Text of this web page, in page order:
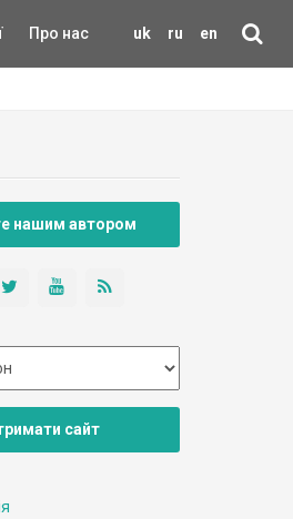
uk ru en
Про нас
нашим автором
сайт